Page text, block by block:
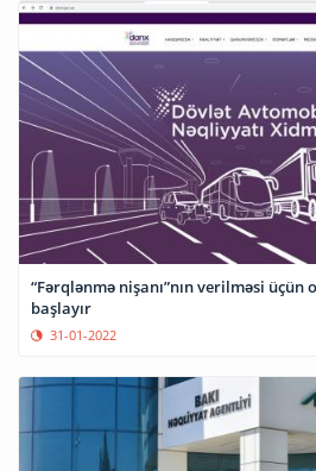
“Fərqlənmə nişanı”nın verilməsi
başlayır
31-01-2022